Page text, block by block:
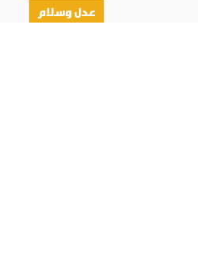
عدل وسلام